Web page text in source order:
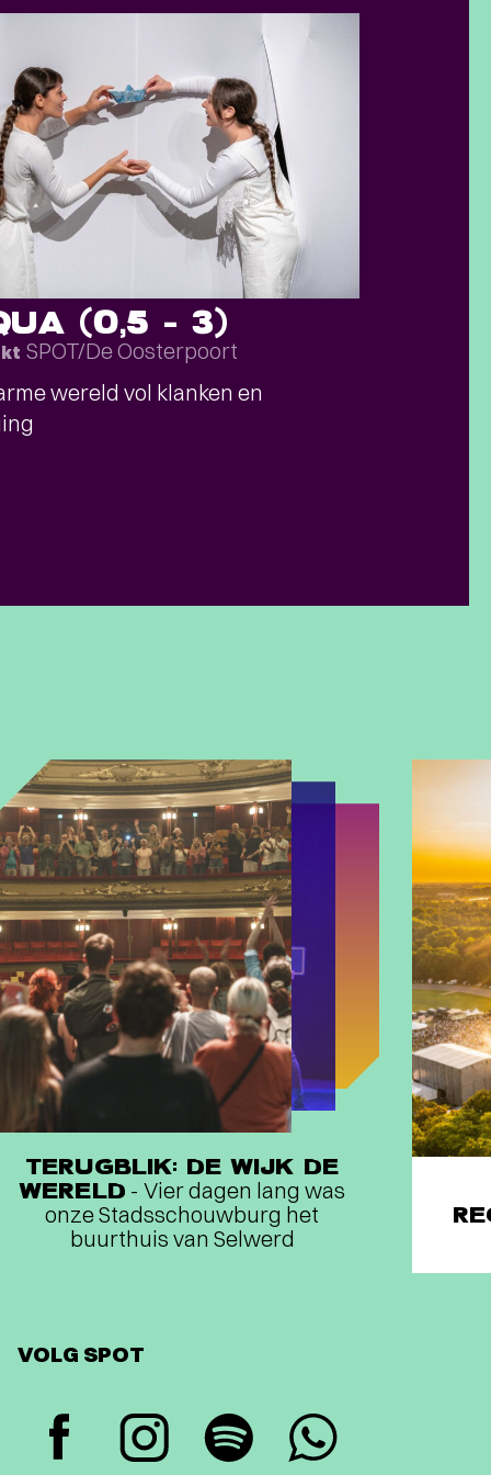
(0,5 – 3)
SPOT/De Oosterpoort
wereld vol klanken en
TERUGBLIK: DE WIJK DE
WERELD - Vier dagen lang was
onze Stadsschouwburg het
buurthuis van Selwerd
VOLG SPOT